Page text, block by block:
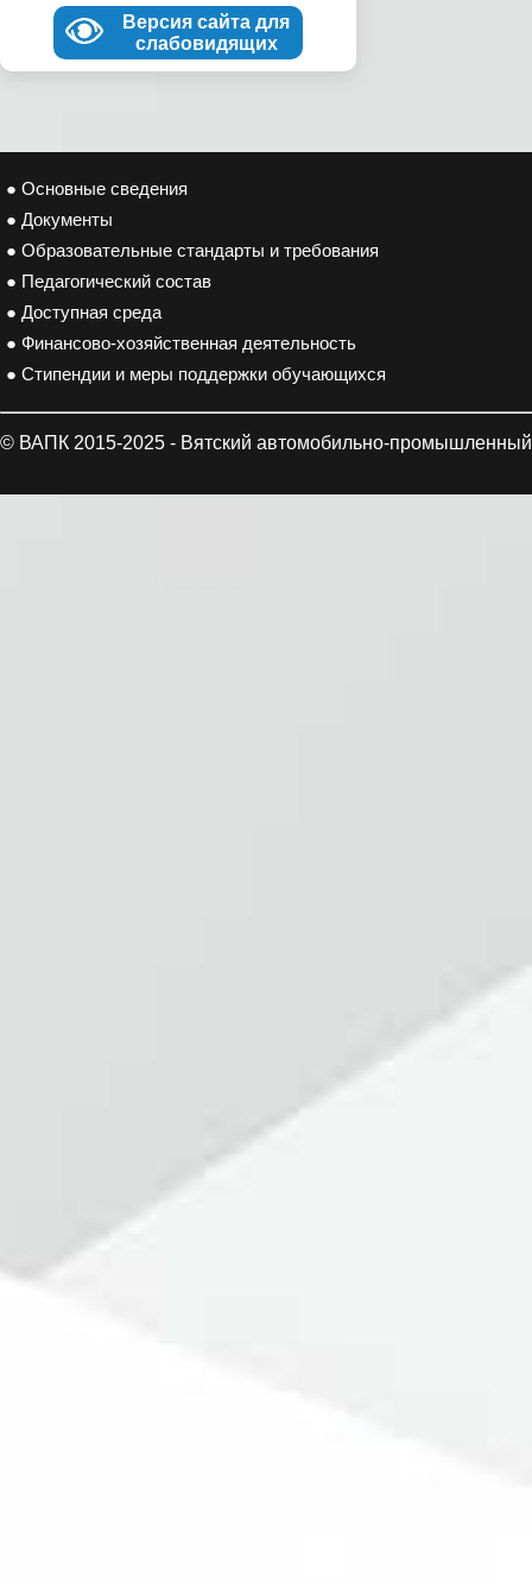
Версия сайта для
слабовидящих
● Основные сведения
● Документы
● Образовательные стандарты и требования
● Педагогический состав
● Доступная среда
● Финансово-хозяйственная деятельность
● Стипендии и меры поддержки обучающихся
© ВАПК 2015-2025 - Вятский автомобильно-